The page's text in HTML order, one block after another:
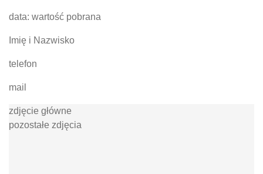
data: wartość pobrana
Imię i Nazwisko
telefon
mail
zdjęcie główne
pozostałe zdjęcia